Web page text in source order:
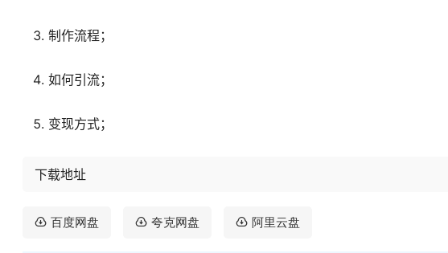
制作流程；
如何引流；
变现方式；
下载地址
百度网盘 夸克网盘 阿里云盘